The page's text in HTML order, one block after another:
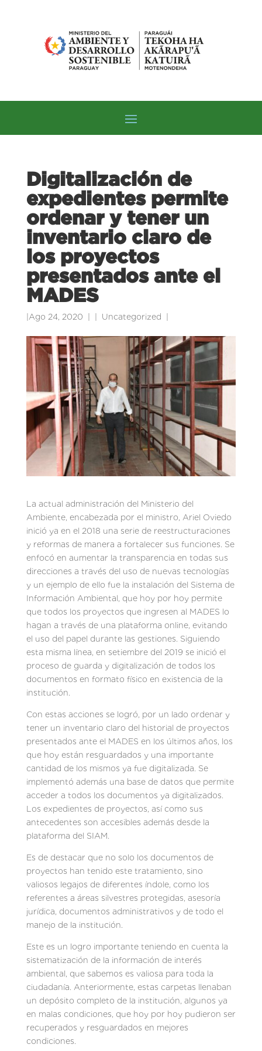
Digitalización de
expedientes permite
ordenar y tener un
inventario claro de
los proyectos
presentados ante el
MADES
Ago 24, 2020 Uncategorized
La actual administración del Ministerio del
Ambiente, encabezada por el ministro, Ariel Oviedo
inició ya en el 2018 una serie de reestructuraciones
y reformas de manera a fortalecer sus funciones. Se
enfocó en aumentar la transparencia en todas sus
direcciones a través del uso de nuevas tecnologías
y un ejemplo de ello fue la instalación del Sistema de
Información Ambiental, que hoy por hoy permite
que todos los proyectos que ingresen al MADES lo
hagan a través de una plataforma online, evitando
el uso del papel durante las gestiones. Siguiendo
esta misma línea, en setiembre del 2019 se inició el
proceso de guarda y digitalización de todos los
documentos en formato físico en existencia de la
institución.
Con estas acciones se logró, por un lado ordenar y
tener un inventario claro del historial de proyectos
presentados ante el MADES en los últimos años, los
que hoy están resguardados y una importante
cantidad de los mismos ya fue digitalizada. Se
implementó además una base de datos que permite
acceder a todos los documentos ya digitalizados.
Los expedientes de proyectos, así como sus
antecedentes son accesibles además desde la
plataforma del SIAM.
Es de destacar que no solo los documentos de
proyectos han tenido este tratamiento, sino
valiosos legajos de diferentes índole, como los
referentes a áreas silvestres protegidas, asesoría
jurídica, documentos administrativos y de todo el
manejo de la institución.
Este es un logro importante teniendo en cuenta la
sistematización de la información de interés
ambiental, que sabemos es valiosa para toda la
ciudadanía. Anteriormente, estas carpetas llenaban
un depósito completo de la institución, algunos ya
en malas condiciones, que hoy por hoy pudieron ser
recuperados y resguardados en mejores
condiciones.